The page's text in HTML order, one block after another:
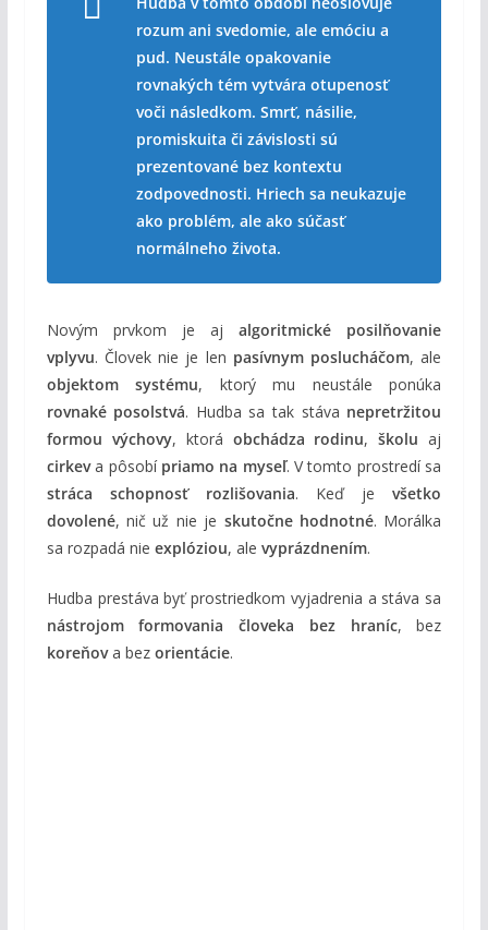
rozum ani svedomie, ale emóciu a
pud. Neustále opakovanie
rovnakých tém vytvára otupenosť
voči následkom. Smrť, násilie,
promiskuita či závislosti sú
prezentované bez kontextu
zodpovednosti. Hriech sa neukazuje
ako problém, ale ako súčasť
normálneho života.
Novým prvkom je ajalgoritmické posilňovanie
vplyvu. Človek nie je len pasívnym poslucháčom, ale
objektom systému, ktorý mu neustále ponúka
rovnaké posolstvá. Hudba sa tak stáva nepretržitou
formou výchovy, ktorá obchádza rodinu,školu aj
cirkeva pôsobí priamo na myseľ. V tomto prostredí sa
stráca schopnosť rozlišovania. Keď jevšetko
dovolené, nič už nie je skutočne hodnotné. Morálka
sa rozpadá nie explóziou, ale vyprázdnením.
Hudba prestáva byť prostriedkom vyjadrenia a stáva sa
nástrojom formovania človeka bez hraníc, bez
koreňova bez orientácie.